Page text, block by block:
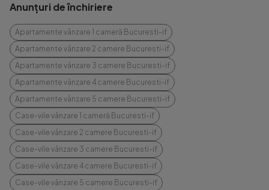
Anunțuri de închiriere
Apartamente vânzare 1 cameră Bucuresti-if
Apartamente vânzare 2 camere Bucuresti-if
Apartamente vânzare 3 camere Bucuresti-if
Apartamente vânzare 4 camere Bucuresti-if
Apartamente vânzare 5 camere Bucuresti-if
Case-vile vânzare 1 cameră Bucuresti-if
Case-vile vânzare 2 camere Bucuresti-if
Case-vile vânzare 3 camere Bucuresti-if
Case-vile vânzare 4 camere Bucuresti-if
Case-vile vânzare 5 camere Bucuresti-if